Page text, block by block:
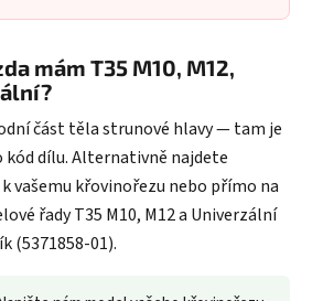
mám T35 M10, M12,
část těla strunové hlavy — tam je
kód dílu. Alternativně najdete
vašemu křovinořezu nebo přímo na
řady T35 M10, M12 a Univerzální
(5371858-01).